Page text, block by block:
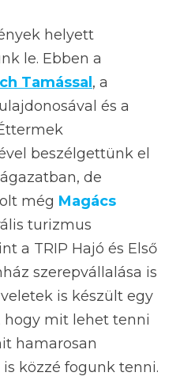
helyett
le. Ebben a
Tamással , a
és a
beszélgettünk el
de
még Magács
turizmus
a TRIP Hajó és Első
szerepvállalása is
is készült egy
mit lehet tenni
hamarosan
is közzé fogunk tenni.